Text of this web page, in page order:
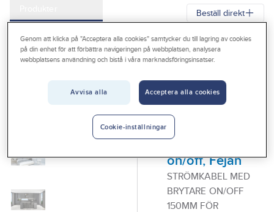
Outlet
Vanliga frågor
Beställ direkt
Gelia Produkter Gelia El Belysning
Interiörarmaturer
LED-lister & slingor
GELIA - LIGHT 4 HOME
Strömkabel
med brytare
on/off, Fejan
STRÖMKABEL MED
BRYTARE ON/OFF
150MM FÖR
Genom att klicka på "Acceptera alla cookies" samtycker du till lagring av cookies
på din enhet för att förbättra navigeringen på webbplatsen, analysera
webbplatsens användning och bistå i våra marknadsföringsinsatser.
Avvisa alla Acceptera alla cookies
Cookie-inställningar